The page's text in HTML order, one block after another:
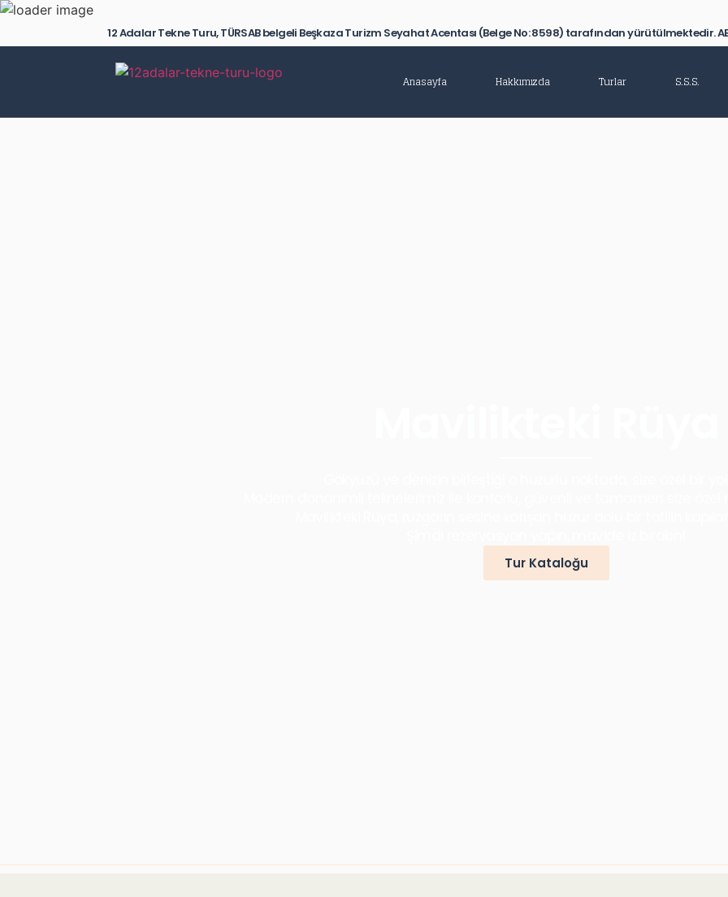
12 Adalar Tekne Turu, TÜRSAB belgeli Beşkaza Turizm Seyahat Acentası (Belge No: 8598) tarafından yürütülmektedir.
Anasayfa Hakkımızda Turlar S.S.S.
Tur Kataloğu